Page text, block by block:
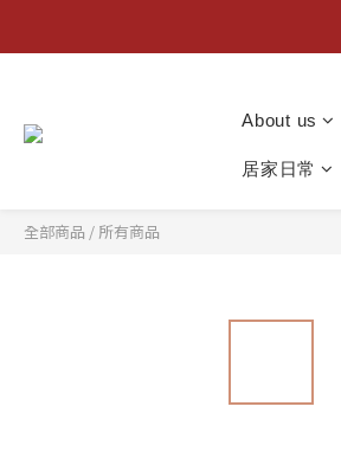
About us
居家日常
全部商品 / 所有商品